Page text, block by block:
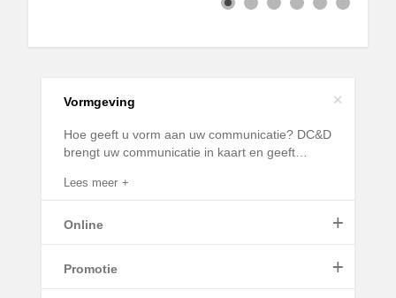
Vormgeving +
Hoe geeft u vorm aan uw communicatie? DC&D
brengt uw communicatie in kaart en geeft…
Lees meer
Online +
Promotie +